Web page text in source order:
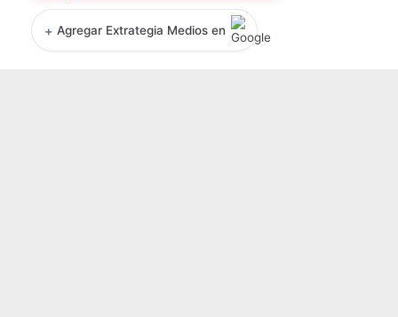
+ Agregar Extrategia Medios en